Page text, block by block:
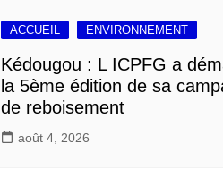
ACCUEIL ENVIRONNEMENT
Kédougou : L ICPFG a
la 5ème édition de sa
de reboisement
août 4, 2026